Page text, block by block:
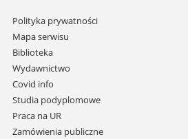
Pomiń
nawigację
i
przejdź
do
treści
Polityka prywatności
Mapa serwisu
Biblioteka
Wydawnictwo
Covid info
Studia podyplomowe
Praca na UR
Zamówienia publiczne